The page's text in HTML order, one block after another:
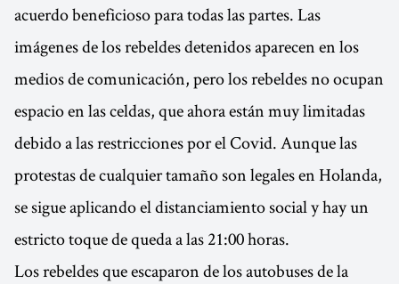
acuerdo beneficioso para todas las partes. Las
imágenes de los rebeldes detenidos aparecen en los
medios de comunicación, pero los rebeldes no ocupan
espacio en las celdas, que ahora están muy limitadas
debido a las restricciones por el Covid. Aunque las
protestas de cualquier tamaño son legales en Holanda,
se sigue aplicando el distanciamiento social y hay un
estricto toque de queda a las 21:00 horas.
Los rebeldes que escaparon de los autobuses de la